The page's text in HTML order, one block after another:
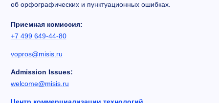
об орфографических и пунктуационных ошибках.
Приемная комиссия:
+7 499 649-44-80
vopros@misis.ru
Admission Issues:
welcome@misis.ru